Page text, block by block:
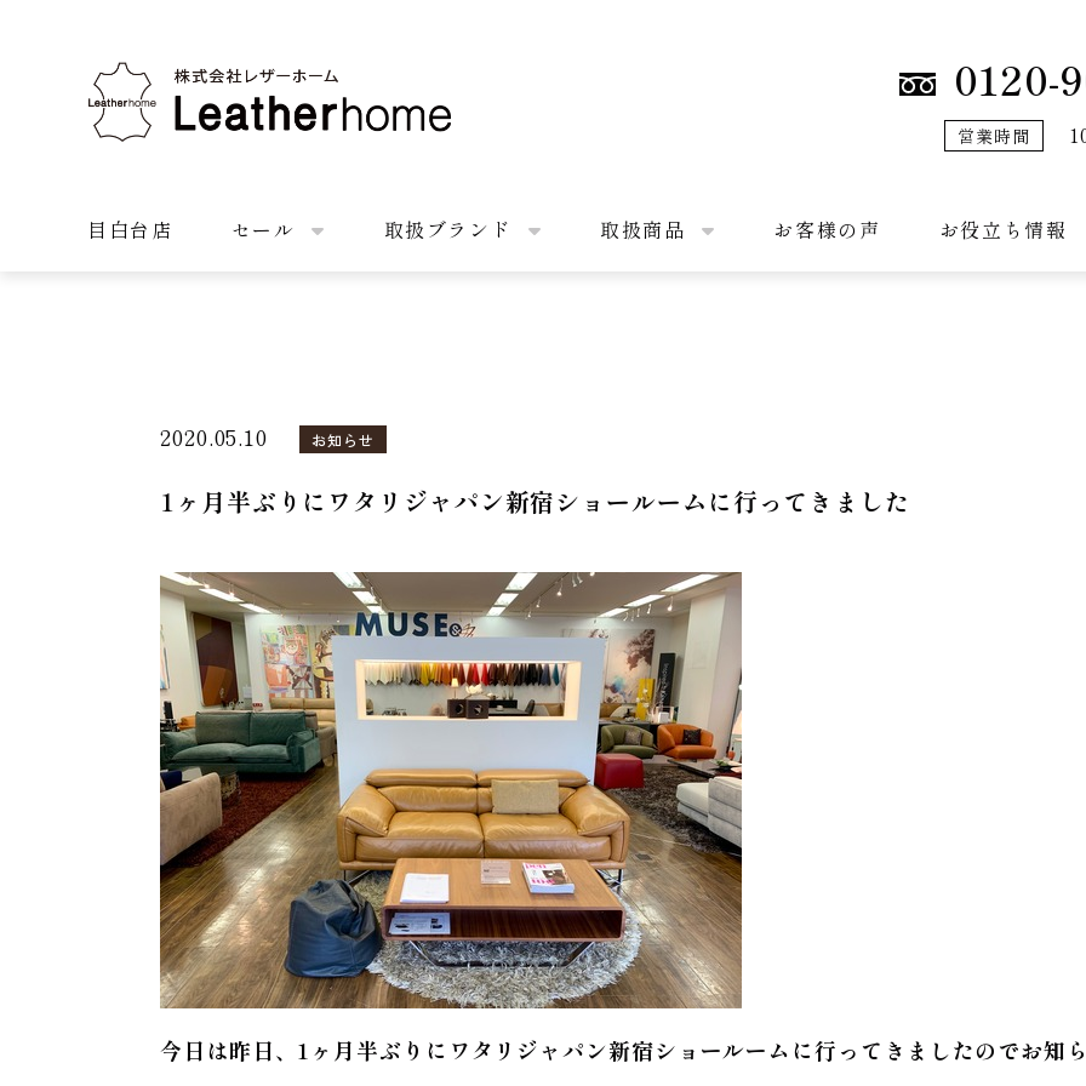
株式会社レザーホーム 0120-
営業時間
目白台店 セール 取扱ブランド 取扱商品 お客様の声 お役立ち情報
2020.05.10 お知らせ
1ヶ月半ぶりにワタリジャパン新宿ショールームに行ってきました
今日は昨日、1ヶ月半ぶりにワタリジャパン新宿ショールームに行ってきましたのでお知ら